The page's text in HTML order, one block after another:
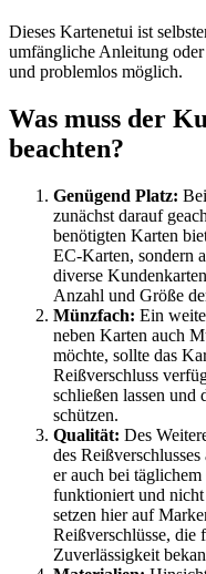
Dieses Kartenetui ist
umfängliche Anleitung
und problemlos möglich.
Was muss der
beachten?
Genügend Platz:
zunächst darauf
benötigten Karten
EC-Karten, sondern
diverse
Anzahl und Größe
Münzfach: Ein
neben Karten auch
möchte, sollte das
Reißverschluss
schließen lassen und
schützen.
Qualität: Des
des
er auch bei
funktioniert und
setzen hier auf
Reißverschlüsse, die
Zuverlässigkeit